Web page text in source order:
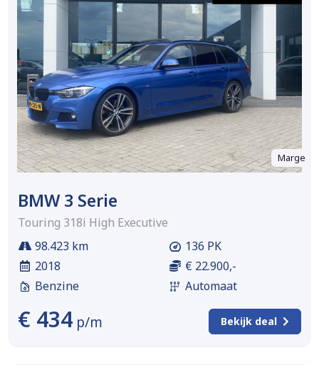
Marge
BMW 3 Serie
Touring 318i High Executive
98.423 km
2018
Benzine
136 PK
€ 22.900,-
Automaat
€ 434 p/m Bekijk deal